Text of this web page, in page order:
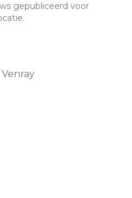
gepubliceerd voor
Venray